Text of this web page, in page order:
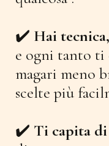
✔️ Hai
e ogni tanto ti
magari meno
scelte più
✔️ Ti capita